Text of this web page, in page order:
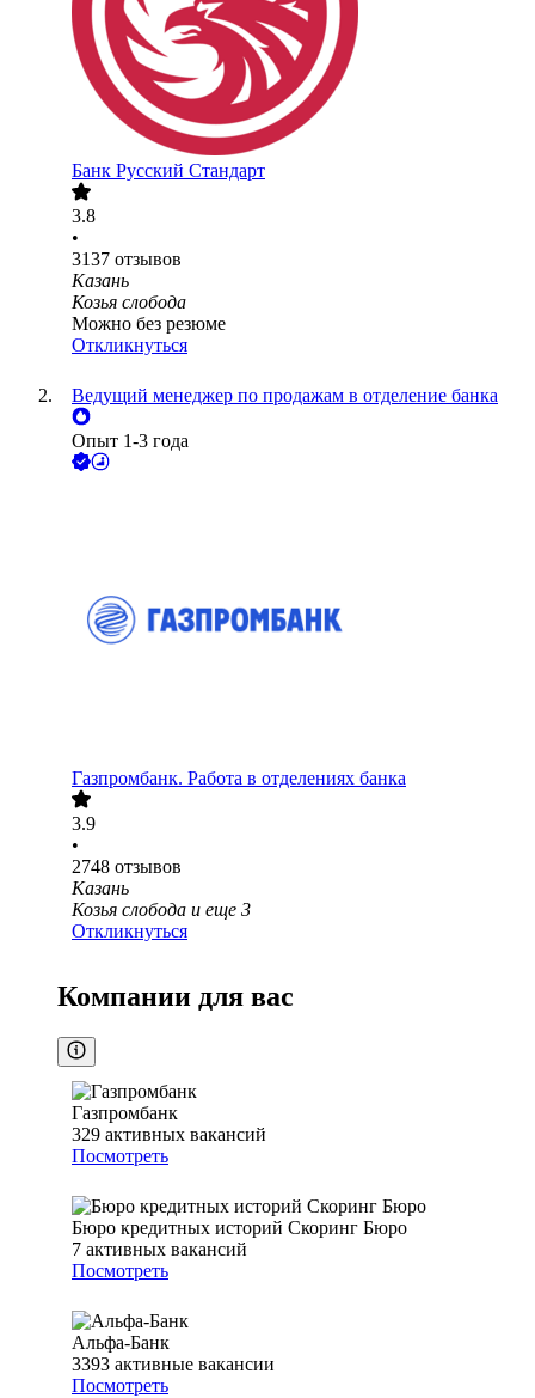
Банк Русский Стандарт
3.8
•
3137 отзывов
Казань
Козья слобода
Можно без резюме
Откликнуться
Ведущий менеджер по продажам в отделение банка
Опыт 1-3 года
Газпромбанк. Работа в отделениях банка
3.9
•
2748 отзывов
Казань
Козья слобода и еще 3
Откликнуться
Компании для вас
Газпромбанк
329 активных вакансий
Посмотреть
Бюро кредитных историй Скоринг Бюро
7 активных вакансий
Посмотреть
Альфа-Банк
3393 активные вакансии
Посмотреть